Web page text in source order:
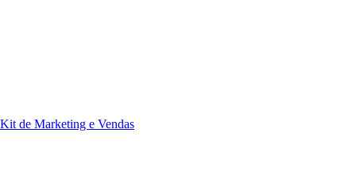
Kit de Marketing e Vendas